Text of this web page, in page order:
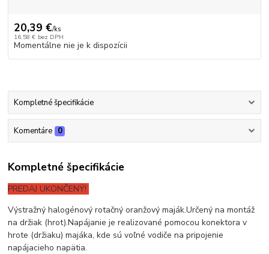
20,39 €/ks
16,58 € bez DPH
Momentálne nie je k dispozícii
Kompletné špecifikácie
Komentáre 0
Kompletné špecifikácie
PREDAJ UKONČENÝ!
Výstražný halogénový rotačný oranžový maják.Určený na montáž
na držiak (hrot).Napájanie je realizované pomocou konektora v
hrote (držiaku) majáka, kde sú voľné vodiče na pripojenie
napájacieho napätia.